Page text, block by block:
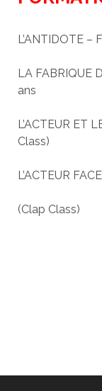
L’ANTIDOTE
LA FABRIQUE
ans
L’ACTEUR ET
Class)
L’ACTEUR
(Clap Class)